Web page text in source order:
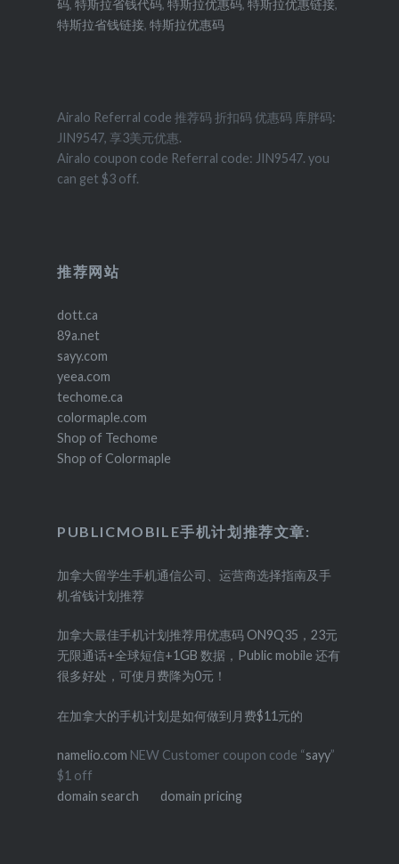
码, 特斯拉省钱代码, 特斯拉优惠码, 特斯拉优惠链接,
特斯拉省钱链接, 特斯拉优惠码
Airalo Referral code 推荐码 折扣码 优惠码 库胖码:
JIN9547, 享3美元优惠.
Airalo coupon code Referral code: JIN9547. you
can get $3 off.
推荐网站
dott.ca
89a.net
sayy.com
yeea.com
techome.ca
colormaple.com
Shop of Techome
Shop of Colormaple
PUBLICMOBILE手机计划推荐文章:
加拿大留学生手机通信公司、运营商选择指南及手
机省钱计划推荐
加拿大最佳手机计划推荐用优惠码 ON9Q35，23元
无限通话+全球短信+1GB 数据，Public mobile 还有
很多好处，可使月费降为0元！
在加拿大的手机计划是如何做到月费$11元的
namelio.com NEW Customer coupon code “sayy”
$1 off
domain search
domain pricing